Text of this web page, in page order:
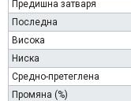
Предишна затваря
Последна
Висока
Ниска
Средно-претеглена
Промяна (%)